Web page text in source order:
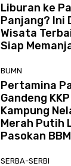
Liburan ke
Panjang? Ini
Wisata
Siap
BUMN
Pertamina
Gandeng
Kampung
Merah Putih
Pasokan BBM
SERBA-SERBI